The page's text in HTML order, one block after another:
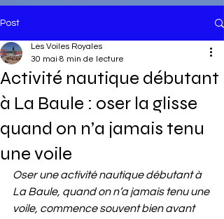
Post
Activité nautique débutant
à La Baule : oser la glisse
quand on n’a jamais tenu
une voile
Les Voiles Royales
30 mai 8 min de lecture
Oser une activité nautique débutant à
La Baule, quand on n’a jamais tenu une
voile, commence souvent bien avant